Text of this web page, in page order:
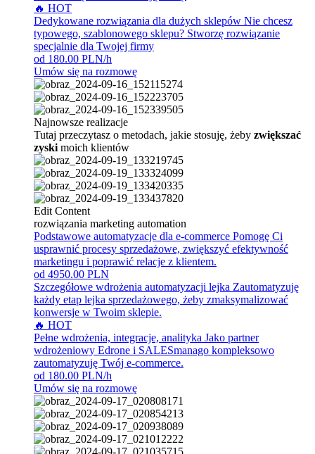
🔥 HOT
Dedykowane rozwiązania dla dużych sklepów Nie chcesz
typowego, szablonowego sklepu? Stworzę rozwiązanie
specjalnie dla Twojej firmy
od 180.00 PLN/h
Umów się na rozmowę
Najnowsze realizacje
Tutaj przeczytasz o metodach, jakie stosuję, żeby zwiększać
zyski moich klientów
Edit Content
rozwiązania marketing automation
Podstawowe automatyzacje dla e-commerce Pomogę Ci
usprawnić procesy sprzedażowe, zwiększyć efektywność
marketingu i poprawić relacje z klientem.
od 4950.00 PLN
Szczegółowe wdrożenia automatyzacji lejka Zautomatyzuję
każdy etap lejka sprzedażowego, żeby zmaksymalizować
konwersje w Twoim sklepie.
🔥 HOT
Pełne wdrożenia, integracje, analityka Jako partner
wdrożeniowy Edrone i SALESmanago kompleksowo
zautomatyzuję Twój e-commerce.
od 180.00 PLN/h
Umów się na rozmowę